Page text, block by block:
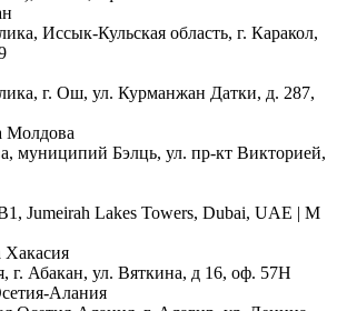
Иссык-Кульская область, г. Каракол,
г. Ош, ул. Курманжан Датки, д. 287,
Молдова
муниципий Бэлць, ул. пр-кт Викторией,
Jumeirah Lakes Towers, Dubai, UAE | М
Хакасия
г. Абакан, ул. Вяткина, д 16, оф. 57Н
Алания